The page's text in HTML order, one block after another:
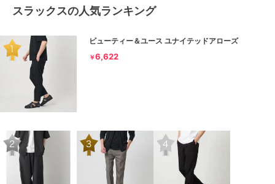
スラックスの人気ランキング
ビューティー＆ユース ユナイテッドアローズ
￥6,622